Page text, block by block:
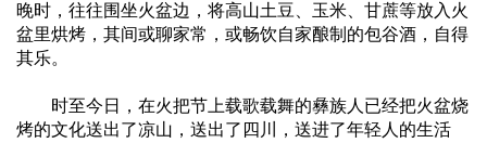
晚时，往往围坐火盆边，将高山土豆、玉米、甘蔗等放入火
盆里烘烤，其间或聊家常，或畅饮自家酿制的包谷酒，自得
其乐。
时至今日，在火把节上载歌载舞的彝族人已经把火盆烧
烤的文化送出了凉山，送出了四川，送进了年轻人的生活